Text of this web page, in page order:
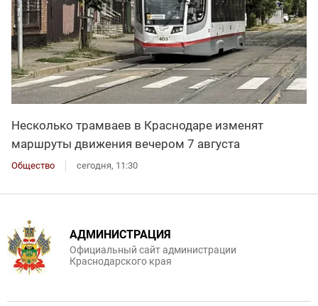
Несколько трамваев в Краснодаре изменят
маршруты движения вечером 7 августа
Общество сегодня, 11:30
АДМИНИСТРАЦИЯ
Официальный сайт администрации
Краснодарского края